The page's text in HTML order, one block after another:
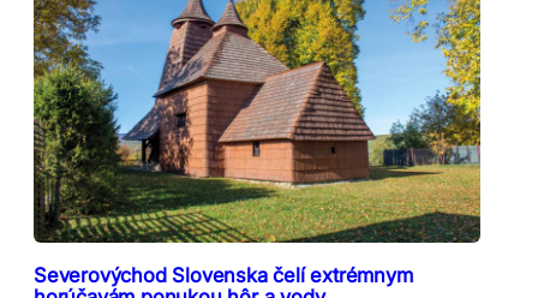
Severovýchod Slovenska čelí extrémnym